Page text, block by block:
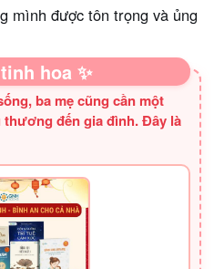
mình được tôn trọng và ủng
hoa ✨
ba mẹ cũng cần một
thương đến gia đình. Đây là